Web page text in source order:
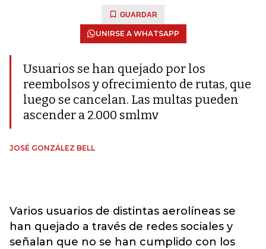
GUARDAR
UNIRSE A WHATSAPP
Usuarios se han quejado por los
reembolsos y ofrecimiento de rutas, que
luego se cancelan. Las multas pueden
ascender a 2.000 smlmv
JOSÉ GONZÁLEZ BELL
Varios usuarios de distintas aerolíneas se
han quejado a través de redes sociales y
señalan que no se han cumplido con los